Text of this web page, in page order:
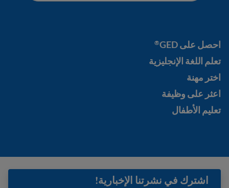
Get your GED
® احصل على GED ®
تعلم اللغة الإنجليزية
تعلم اللغة الإنجليزية
اختر مهنة
اختر مهنة
اعثر على وظيفة
اعثر على وظيفة
تعليم الأطفال
تعليم الأطفال
اشترك في نشرتنا الإخبارية!